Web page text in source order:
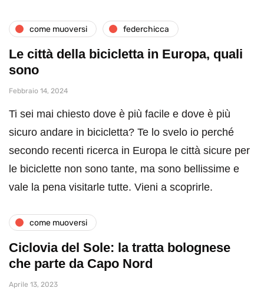
come muoversi federchicca
Le città della bicicletta in Europa, quali
sono
Febbraio 14, 2024
Ti sei mai chiesto dove è più facile e dove è più
sicuro andare in bicicletta? Te lo svelo io perché
secondo recenti ricerca in Europa le città sicure per
le biciclette non sono tante, ma sono bellissime e
vale la pena visitarle tutte. Vieni a scoprirle.
come muoversi
Ciclovia del Sole: la tratta bolognese
che parte da Capo Nord
Aprile 13, 2023